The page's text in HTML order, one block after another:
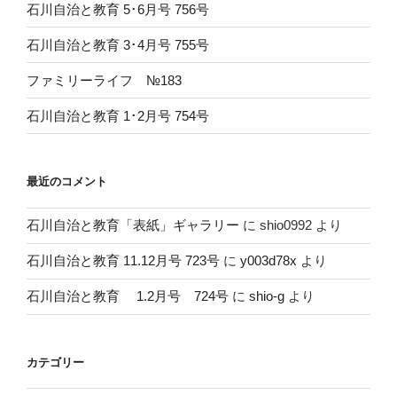
石川自治と教育 5･6月号 756号
石川自治と教育 3･4月号 755号
ファミリーライフ №183
石川自治と教育 1･2月号 754号
最近のコメント
石川自治と教育「表紙」ギャラリー に shio0992 より
石川自治と教育 11.12月号 723号 に y003d78x より
石川自治と教育 1.2月号 724号 に shio-g より
カテゴリー